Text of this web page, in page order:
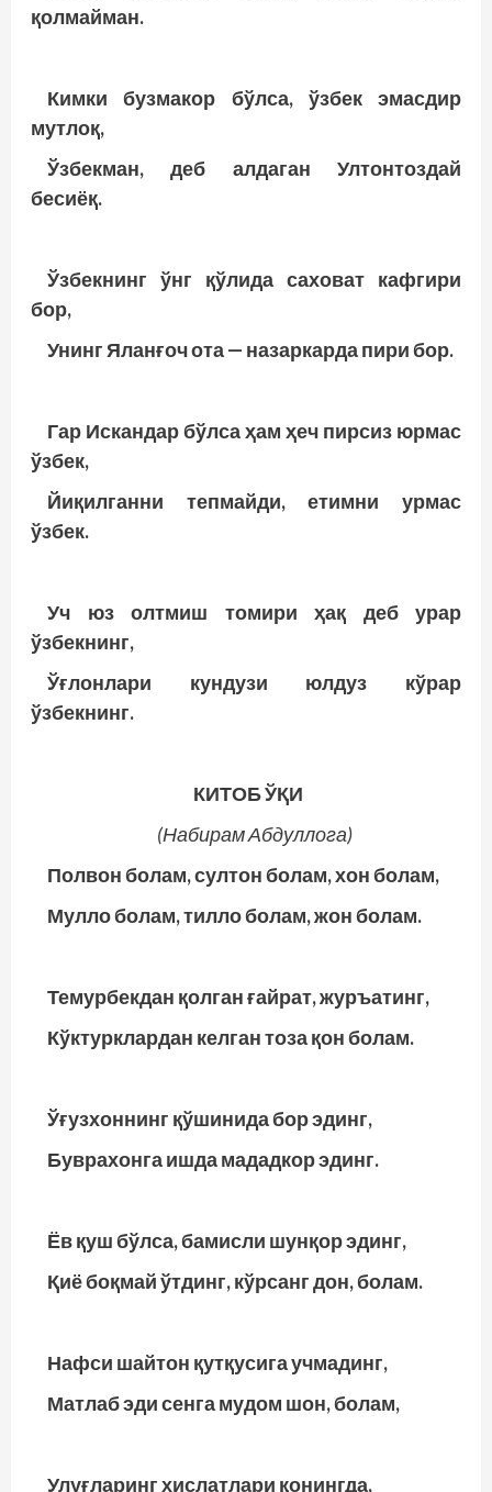
қолмайман.
Кимки бузмакор бўлса, ўзбек эмасдир
мутлоқ,
Ўзбекман, деб алдаган Ултонтоздай
бесиёқ.
Ўзбекнинг ўнг қўлида саховат кафгири
бор,
Унинг Яланғоч ота — назаркарда пири бор.
Гар Искандар бўлса ҳам ҳеч пирсиз юрмас
ўзбек,
Йиқилганни тепмайди, етимни урмас
ўзбек.
Уч юз олтмиш томири ҳақ деб урар
ўзбекнинг,
Ўғлонлари кундузи юлдуз кўрар
ўзбекнинг.
КИТОБ ЎҚИ
(Набирам Абдуллога)
Полвон болам, султон болам, хон болам,
Мулло болам, тилло болам, жон болам.
Темурбекдан қолган ғайрат, журъатинг,
Кўктурклардан келган тоза қон болам.
Ўғузхоннинг қўшинида бор эдинг,
Буврахонга ишда мададкор эдинг.
Ёв қуш бўлса, бамисли шунқор эдинг,
Қиё боқмай ўтдинг, кўрсанг дон, болам.
Нафси шайтон қутқусига учмадинг,
Матлаб эди сенга мудом шон, болам,
Улуғларинг хислатлари қонингда,